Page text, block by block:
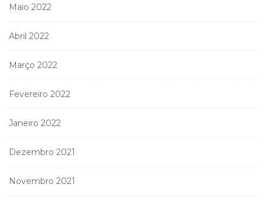
Maio 2022
Abril 2022
Março 2022
Fevereiro 2022
Janeiro 2022
Dezembro 2021
Novembro 2021